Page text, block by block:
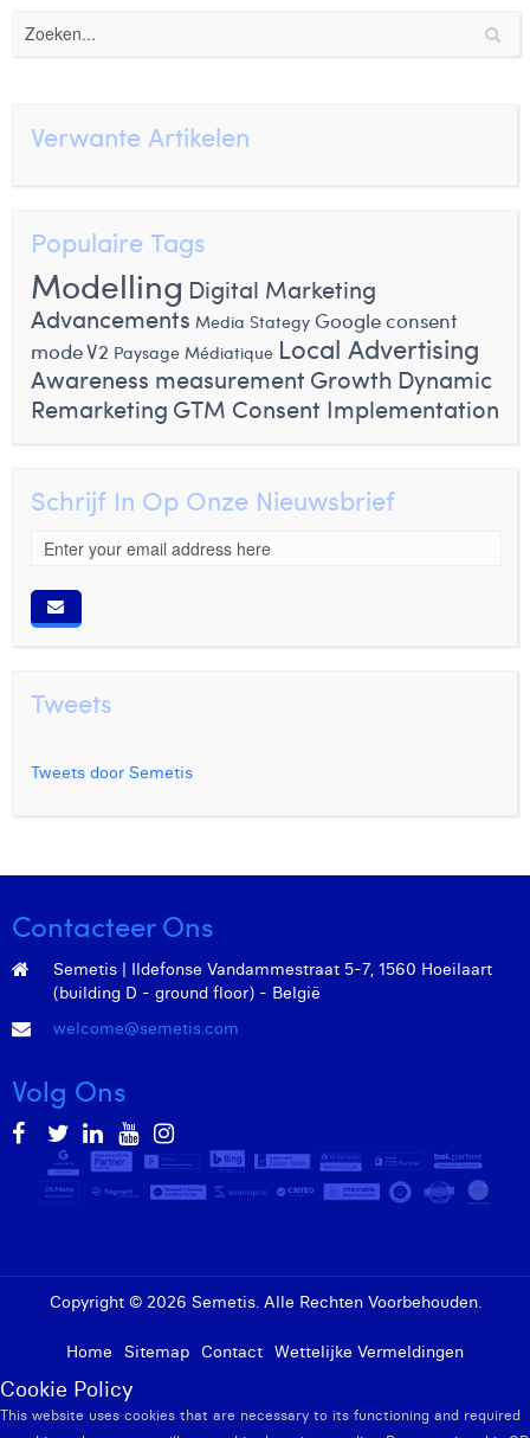
Verwante Artikelen
Populaire Tags
Modelling Digital Marketing
Advancements Media Stategy Google consent
mode V2 Paysage Médiatique Local Advertising
Awareness measurement Growth Dynamic
Remarketing GTM Consent Implementation
Schrijf In Op Onze Nieuwsbrief
Tweets
Tweets door Semetis
Contacteer Ons
Semetis | Ildefonse Vandammestraat 5-7, 1560 Hoeilaart
(building D - ground floor) - België
welcome@semetis.com
Volg Ons
Copyright © 2026 Semetis. Alle Rechten Voorbehouden.
Home Sitemap Contact Wettelijke Vermeldingen
Cookie Policy
This website uses cookies that are necessary to its functioning and required